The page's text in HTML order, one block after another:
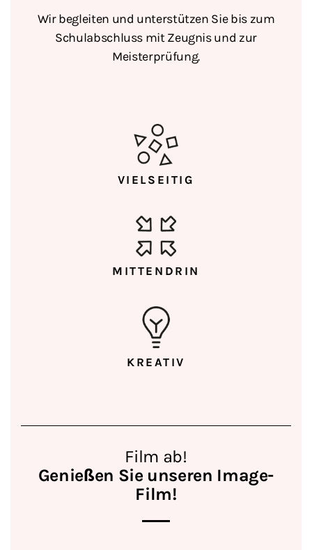
Wir begleiten und unterstützen Sie bis zum
Schulabschluss mit Zeugnis und zur
Meisterprüfung.
VIELSEITIG
MITTENDRIN
KREATIV
Film ab!
Genießen Sie unseren Image-
Film!